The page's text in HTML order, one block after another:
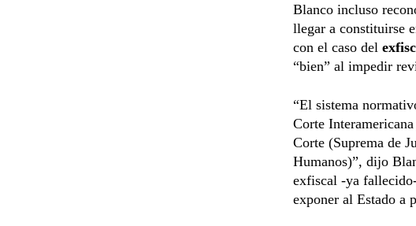
Blanco incluso
llegar a constituirse
con el caso del
“bien” al impedir
“El sistema
Corte
Corte (Suprema de
Humanos)”, dijo
exfiscal -ya
exponer al Estado a